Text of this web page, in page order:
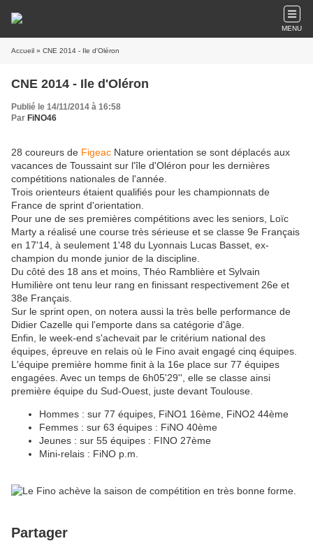
MENU
Accueil » CNE 2014 - Ile d'Oléron
CNE 2014 - Ile d'Oléron
Publié le 14/11/2014 à 16:58
Par FiNO46
28 coureurs de Figeac Nature orientation se sont déplacés aux
vacances de Toussaint sur l'île d'Oléron pour les dernières
compétitions nationales de l'année.
Trois orienteurs étaient qualifiés pour les championnats de
France de sprint d'orientation.
Pour une de ses premières compétitions avec les seniors, Loïc
Marty a réalisé une course très sérieuse et se classe 9e Français
en 17'14, à seulement 1'48 du Lyonnais Lucas Basset, ex-
champion du monde junior de la discipline.
Du côté des 18 ans et moins, Théo Ramblière et Sylvain
Humilière ont tenu leur rang en finissant respectivement 26e et
38e Français.
Sur le sprint open, on notera aussi la très belle performance de
Didier Cazelle qui l'emporte dans sa catégorie d'âge.
Enfin, le week-end s'achevait par le critérium national des
équipes, épreuve en relais où le Fino avait engagé cinq équipes.
L'équipe première homme finit à la 16e place sur 77 équipes
engagées. Avec un temps de 6h05'29'', elle se classe ainsi
première équipe du Sud-Ouest, juste devant Toulouse.
Hommes : sur 77 équipes, FiNO1 16ème, FiNO2 44ème
Femmes : sur 63 équipes : FiNO 40ème
Jeunes : sur 55 équipes : FINO 27ème
Mini-relais : FiNO p.m.
Partager